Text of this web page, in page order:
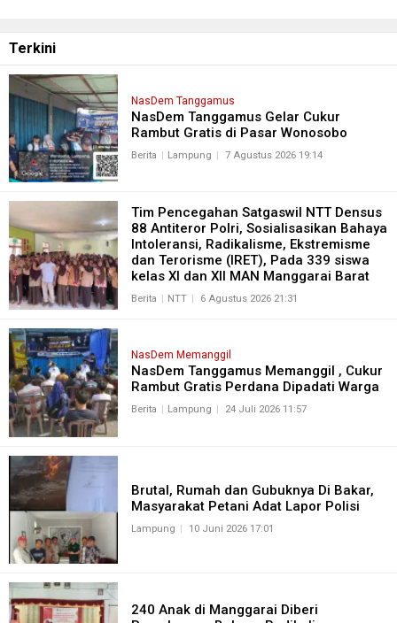
Terkini
NasDem Tanggamus
NasDem Tanggamus Gelar Cukur
Rambut Gratis di Pasar Wonosobo
Berita Lampung 7 Agustus 2026 19:14
Tim Pencegahan Satgaswil NTT Densus
88 Antiteror Polri, Sosialisasikan Bahaya
Intoleransi, Radikalisme, Ekstremisme
dan Terorisme (IRET), Pada 339 siswa
kelas XI dan XII MAN Manggarai Barat
Berita NTT 6 Agustus 2026 21:31
NasDem Memanggil
NasDem Tanggamus Memanggil , Cukur
Rambut Gratis Perdana Dipadati Warga
Berita Lampung 24 Juli 2026 11:57
Brutal, Rumah dan Gubuknya Di Bakar,
Masyarakat Petani Adat Lapor Polisi
Lampung 10 Juni 2026 17:01
240 Anak di Manggarai Diberi